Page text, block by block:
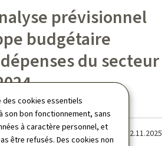
des cookies essentiels
son bon fonctionnement, sans
à caractère personnel, et
être refusés. Des cookies non
prévisionnel
budgétaire
du secteur
Dernière modification le 12.11.2025